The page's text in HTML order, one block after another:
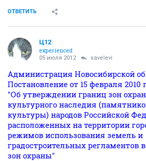
ОТВЕТИТЬ
Ц12
experienced
05 июля 2012 savelevi
Администрация Новосибирской
Постановление от 15 февраля 2010
"Об утверждении границ зон
культурного наследия
культуры) народов Российской
расположенных на территории
режимов использования земель и
градостроительных регламентов
зон охраны"